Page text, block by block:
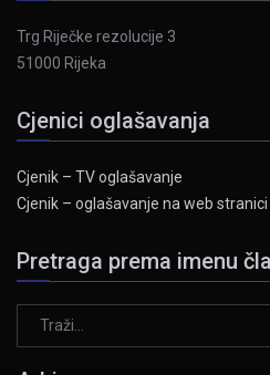
Trg Riječke rezolucije 3
51000 Rijeka
Cjenici oglašavanja
Cjenik – TV oglašavanje
Cjenik – oglašavanje na web stranici
Pretraga prema imenu